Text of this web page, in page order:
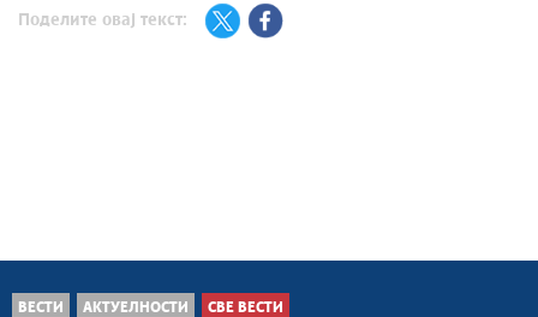
Поделите овај текст:
ВЕСТИ АКТУЕЛНОСТИ СВЕ ВЕСТИ